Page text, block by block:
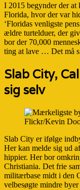
I 2015 begynder der at
Florida, hvor der var
‘Floridas venligste
ældre turtelduer, der
bor der 70,000
ting at lave … Det må
Slab City,
sig selv
Flickr/Kevin
Slab City er ifølge
Her kan melde sig ud
hippier. Her bor
Christiania. Det frie
militærbase midt i den
velbesøgte mindre